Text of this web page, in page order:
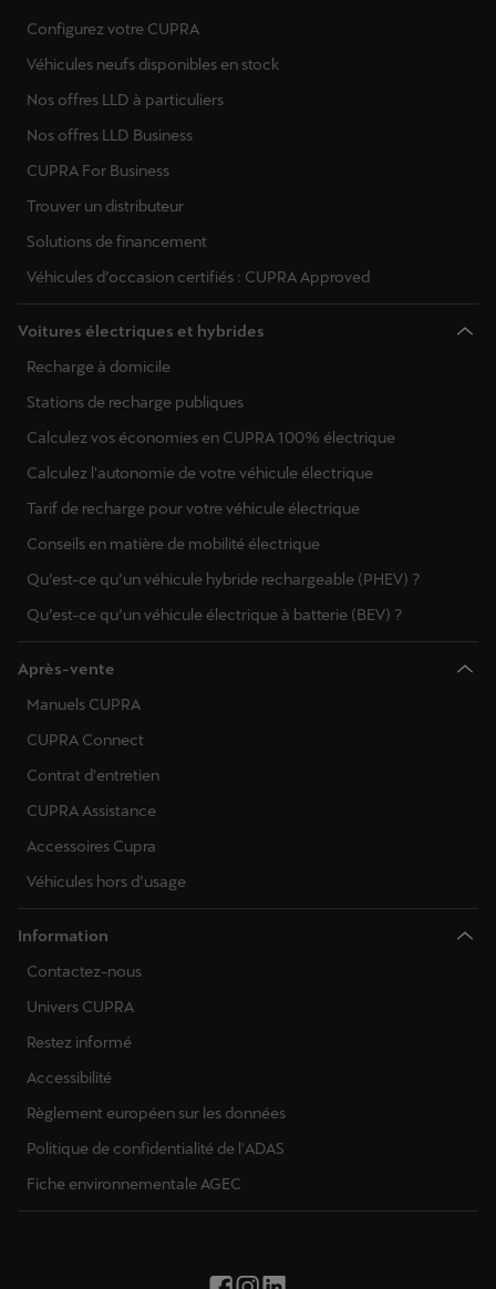
Configurez votre CUPRA
Véhicules neufs disponibles en stock
Nos offres LLD à particuliers
Nos offres LLD Business
CUPRA For Business
Trouver un distributeur
Solutions de financement
Véhicules d’occasion certifiés : CUPRA Approved
Voitures électriques et hybrides
Recharge à domicile
Stations de recharge publiques
Calculez vos économies en CUPRA 100% électrique
Calculez l'autonomie de votre véhicule électrique
Tarif de recharge pour votre véhicule électrique
Conseils en matière de mobilité électrique
Qu’est-ce qu’un véhicule hybride rechargeable (PHEV) ?
Qu’est-ce qu’un véhicule électrique à batterie (BEV) ?
Après-vente
Manuels CUPRA
CUPRA Connect
Contrat d'entretien
CUPRA Assistance
Accessoires Cupra
Véhicules hors d’usage
Information
Contactez-nous
Univers CUPRA
Restez informé
Accessibilité
Règlement européen sur les données
Politique de confidentialité de l'ADAS
Fiche environnementale AGEC